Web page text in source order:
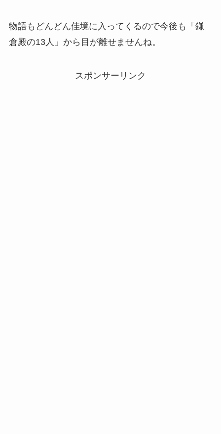
物語もどんどん佳境に入ってくるので今後も「鎌
倉殿の13人」から目が離せませんね。
スポンサーリンク